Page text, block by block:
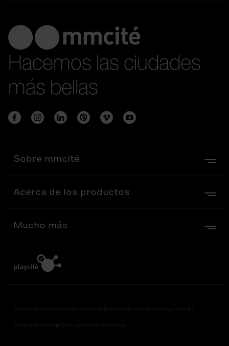
Hacemos las ciudades
más bellas
Sobre mmcité
Acerca de los productos
Mucho más